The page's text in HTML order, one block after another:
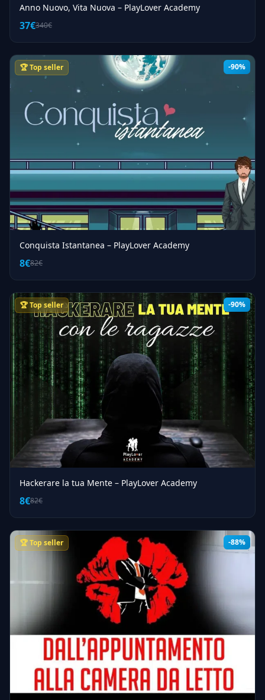
Anno Nuovo, Vita Nuova – PlayLover Academy
37€340€
-90%
🏆 Top seller
Conquista Istantanea – PlayLover Academy
8€82€
-90%
🏆 Top seller
Hackerare la tua Mente – PlayLover Academy
8€82€
-88%
🏆 Top seller